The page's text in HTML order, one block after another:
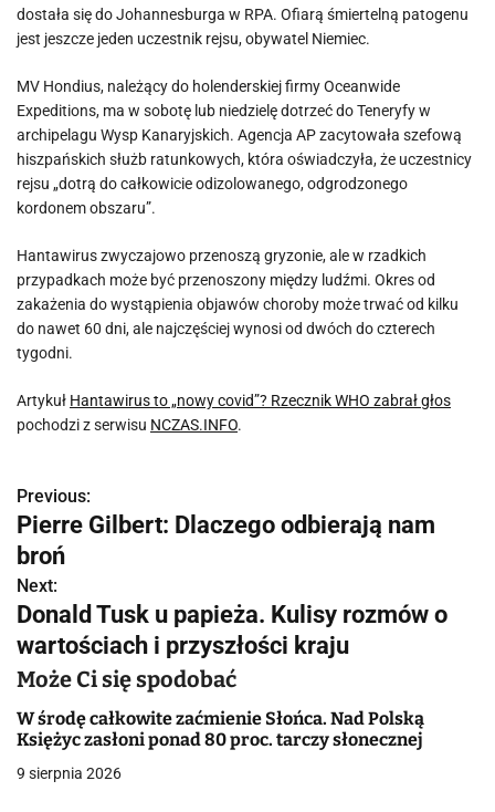
dostała się do Johannesburga w RPA. Ofiarą śmiertelną patogenu
jest jeszcze jeden uczestnik rejsu, obywatel Niemiec.
MV Hondius, należący do holenderskiej firmy Oceanwide
Expeditions, ma w sobotę lub niedzielę dotrzeć do Teneryfy w
archipelagu Wysp Kanaryjskich. Agencja AP zacytowała szefową
hiszpańskich służb ratunkowych, która oświadczyła, że uczestnicy
rejsu „dotrą do całkowicie odizolowanego, odgrodzonego
kordonem obszaru”.
Hantawirus zwyczajowo przenoszą gryzonie, ale w rzadkich
przypadkach może być przenoszony między ludźmi. Okres od
zakażenia do wystąpienia objawów choroby może trwać od kilku
do nawet 60 dni, ale najczęściej wynosi od dwóch do czterech
tygodni.
Artykuł Hantawirus to „nowy covid”? Rzecznik WHO zabrał głos
pochodzi z serwisu NCZAS.INFO.
N
a
w
i
g
a
c
Previous:
Pierre Gilbert: Dlaczego odbierają nam
broń
Next:
Donald Tusk u papieża. Kulisy rozmów o
wartościach i przyszłości kraju
Może Ci się spodobać
W środę całkowite zaćmienie Słońca. Nad Polską
Księżyc zasłoni ponad 80 proc. tarczy słonecznej
9 sierpnia 2026